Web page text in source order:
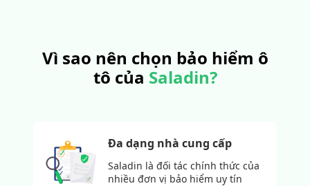
Vì sao nên chọn bảo hiểm ô
tô của Saladin?
Đa dạng nhà cung cấp
Saladin là đối tác chính thức của
nhiều đơn vị bảo hiểm uy tín